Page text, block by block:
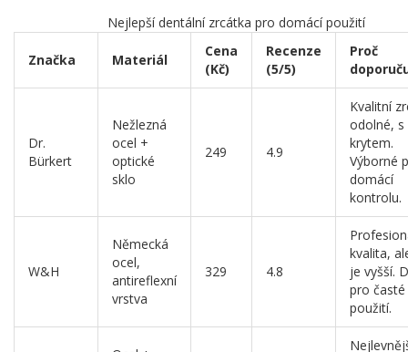
Nejlepší dentální zrcátka pro domácí použití
Značka Materiál
Cena
(Kč)
Recenze
(5/5)
Proč
Dr.
Bürkert
Nežlezná
ocel +
optické
sklo
249 4.9
Kvalitní
odolné, s
krytem.
Výborné
domácí
kontrolu.
W&H
Německá
ocel,
antireflexní
vrstva
329 4.8
kvalita,
je vyšší.
pro časté
použití.